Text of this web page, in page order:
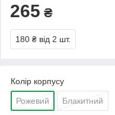
265 ₴
180 ₴ від 2 шт.
Колір корпусу
Рожевий Блакитний